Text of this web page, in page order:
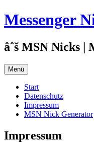
Zum
Inhalt
Messenger
âˆš MSN Nicks |
Menü
Start
Datenschutz
Impressum
MSN Nick Generator
Impressum